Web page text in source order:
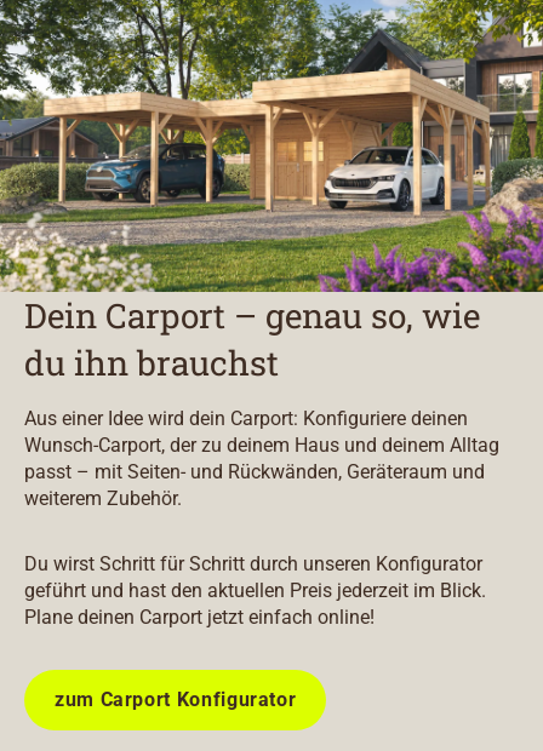
Dein Carport – genau so, wie
du ihn brauchst
Aus einer Idee wird dein Carport: Konfiguriere deinen
Wunsch-Carport, der zu deinem Haus und deinem Alltag
passt – mit Seiten- und Rückwänden, Geräteraum und
weiterem Zubehör.
Du wirst Schritt für Schritt durch unseren Konfigurator
geführt und hast den aktuellen Preis jederzeit im Blick.
Plane deinen Carport jetzt einfach online!
zum Carport Konfigurator